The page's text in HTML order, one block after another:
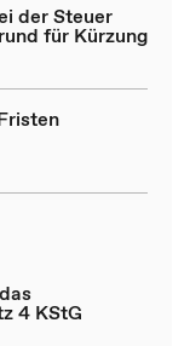
der Steuer
für Kürzung
4 KStG